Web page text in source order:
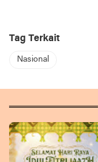
Tag Terkait
Nasional